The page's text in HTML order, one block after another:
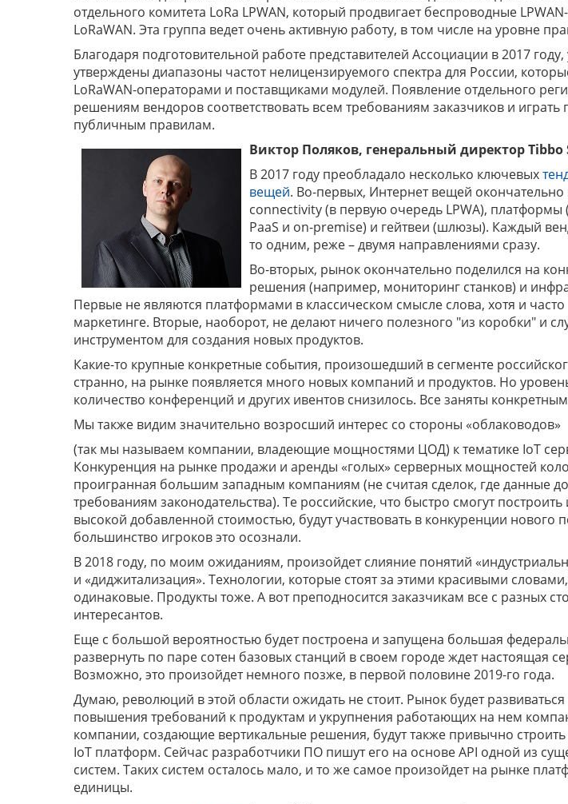
отдельного комитета LoRa LPWAN, который продвигает беспроводные
LoRaWAN. Эта группа ведет очень активную работу, в том числе на уровне
Благодаря подготовительной работе представителей Ассоциации в 2017
утверждены диапазоны частот нелицензируемого спектра для России,
LoRaWAN-операторами и поставщиками модулей. Появление отдельного
решениям вендоров соответствовать всем требованиям заказчиков и
публичным правилам.
Виктор Поляков, генеральный директор Tibbo
В 2017 году преобладало несколько ключевых
вещей. Во-первых, Интернет вещей окончательно
connectivity (в первую очередь LPWA),
PaaS и on-premise) и гейтвеи (шлюзы). Каждый
то одним, реже – двумя направлениями сразу.
Во-вторых, рынок окончательно поделился на
решения (например, мониторинг станков) и
Первые не являются платформами в классическом смысле слова, хотя и
маркетинге. Вторые, наоборот, не делают ничего полезного "из коробки" и
инструментом для создания новых продуктов.
Какие-то крупные конкретные события, произошедший в сегменте
странно, на рынке появляется много новых компаний и продуктов. Но
количество конференций и других ивентов снизилось. Все заняты
Мы также видим значительно возросший интерес со стороны «облаководов»
(так мы называем компании, владеющие мощностями ЦОД) к тематике IoT
Конкуренция на рынке продажи и аренды «голых» серверных мощностей
проигранная большим западным компаниям (не считая сделок, где данные
требованиям законодательства). Те российские, что быстро смогут
высокой добавленной стоимостью, будут участвовать в конкуренции нового
большинство игроков это осознали.
В 2018 году, по моим ожиданиям, произойдет слияние понятий
и «диджитализация». Технологии, которые стоят за этими красивыми
одинаковые. Продукты тоже. А вот преподносится заказчикам все с разных
интересантов.
Еще с большой вероятностью будет построена и запущена большая
развернуть по паре сотен базовых станций в своем городе ждет настоящая
Возможно, это произойдет немного позже, в первой половине 2019-го года.
Думаю, революций в этой области ожидать не стоит. Рынок будет
повышения требований к продуктам и укрупнения работающих на нем
компании, создающие вертикальные решения, будут также привычно
IoT платформ. Сейчас разработчики ПО пишут его на основе API одной из
систем. Таких систем осталось мало, и то же самое произойдет на рынке
единицы.